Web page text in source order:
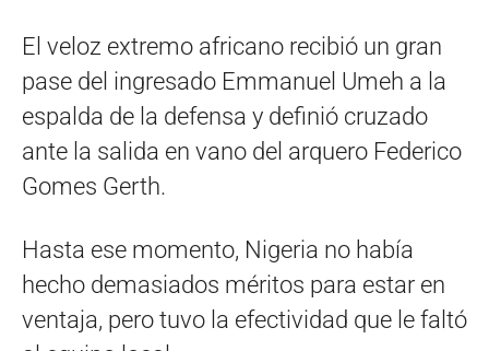
El veloz extremo africano recibió un gran
pase del ingresado Emmanuel Umeh a la
espalda de la defensa y definió cruzado
ante la salida en vano del arquero Federico
Gomes Gerth.
Hasta ese momento, Nigeria no había
hecho demasiados méritos para estar en
ventaja, pero tuvo la efectividad que le faltó